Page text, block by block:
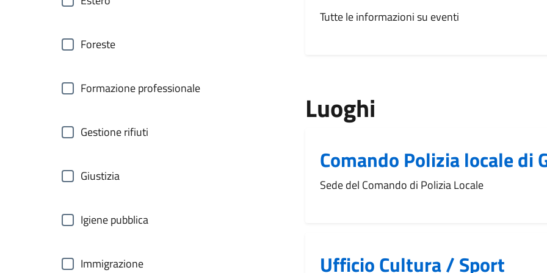
Foreste
Formazione professionale
Gestione rifiuti
Giustizia
Igiene pubblica
Immigrazione
Tutte le informazioni su eventi
Luoghi
Comando Polizia locale di
Sede del Comando di Polizia Locale
Ufficio Cultura / Sport